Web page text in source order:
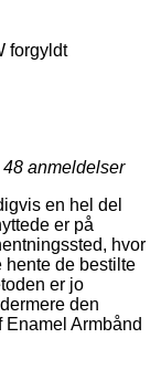
forgyldt
48 anmeldelser
en hel del
er på
hvor
hente de bestilte
er jo
den
Armbånd